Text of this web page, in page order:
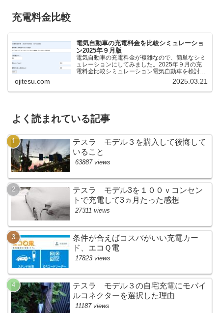
充電料金比較
電気自動車の充電料金を比較シミュレーショ
ン2025年９月版
電気自動車の充電料金が複雑なので、簡単なシミ
ュレーションにしてみました。2025年９月の充
電料金比較シミュレーション電気自動車を検討し
ているけれど、どの充電器が料金が安いのか、時
間がどれくらいかかるのかを比較したいが、よく
わからないと思いま...
ojitesu.com 2025.03.21
よく読まれている記事
テスラ モデル３を購入して後悔して
いること
63887 views
テスラ モデル3を１００ｖコンセン
トで充電して3ヵ月たった感想
27311 views
条件が合えばコスパがいい充電カー
ド、エコＱ電
17823 views
テスラ モデル３の自宅充電にモバイ
ルコネクターを選択した理由
11187 views